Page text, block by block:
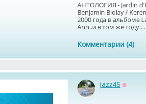
АНТОЛОГИЯ - Jardin
Benjamin Biolay /
2000 года в альбоме
Ann..и в том же году:...
Комментарии (4)
jazz45